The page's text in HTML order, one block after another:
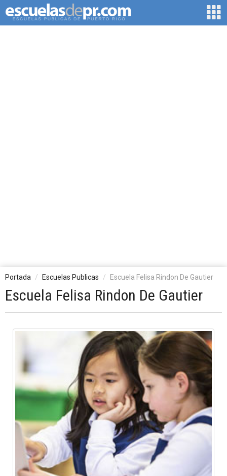
Portada Escuelas Publicas Escuela Felisa Rindon De Gautier
Escuela Felisa Rindon De Gautier